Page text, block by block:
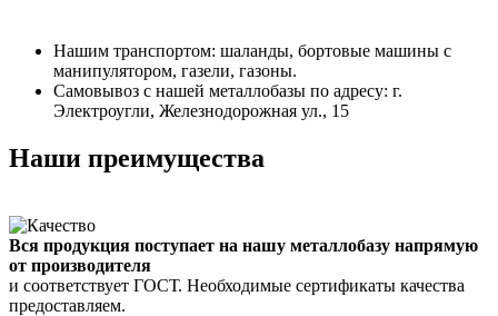
Нашим транспортом: шаланды, бортовые машины с
манипулятором, газели, газоны.
Самовывоз с нашей металлобазы по адресу: г.
Электроугли, Железнодорожная ул., 15
Наши преимущества
Вся продукция поступает на нашу металлобазу напрямую
от производителя
и соответствует ГОСТ. Необходимые сертификаты качества
предоставляем.